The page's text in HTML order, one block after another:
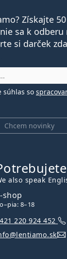
Získajte
sa k odberu
si darček
Chcem novinky
súhlas so
also speak
shop
8–18
220 924 452